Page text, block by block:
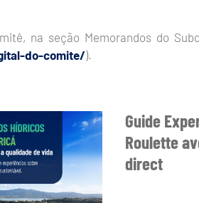
na seção Memorandos do
do-comite/).
Guide
Roulette
direct